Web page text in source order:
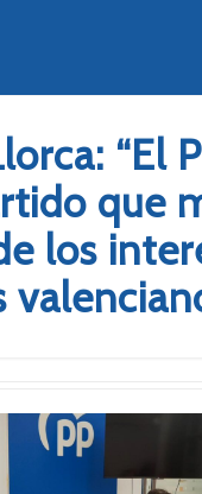
“El
que
los